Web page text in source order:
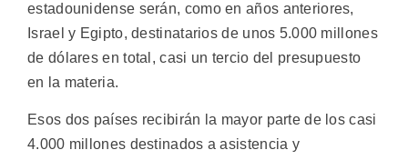
estadounidense serán, como en años anteriores,
Israel y Egipto, destinatarios de unos 5.000 millones
de dólares en total, casi un tercio del presupuesto
en la materia.
Esos dos países recibirán la mayor parte de los casi
4.000 millones destinados a asistencia y